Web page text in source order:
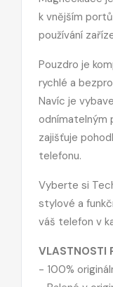
k vnějším
používání
Pouzdro je
rychlé a
Navíc je
odnímatelným
zajišťuje
telefonu.
Vyberte si
stylové a
váš telefon v
VLASTNOSTI
- 100%